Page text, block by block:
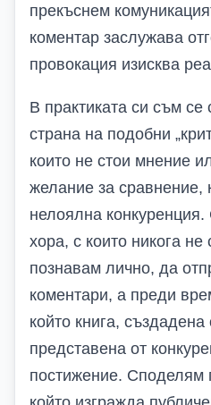
прекъснем
коментар заслужава
провокация изисква
В практиката си съм се
страна на подобни
които не стои мнение
желание за сравнение,
нелоялна
хора, с които никога
познавам лично, да
коментари, а преди
който книга,
представена от
постижение. Споделям